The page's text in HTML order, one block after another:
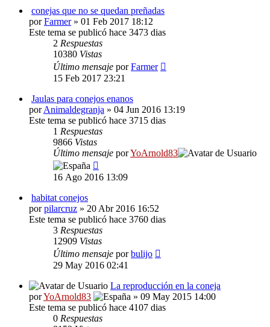
conejas que no se quedan preñadas
porFarmer» 01 Feb 2017 18:12
Este tema se publicó hace 3473 dias
2 Respuestas
10380 Vistas
Último mensaje porFarmer
15 Feb 2017 23:21
Jaulas para conejos enanos
porAnimaldegranja » 04 Jun 2016 13:19
Este tema se publicó hace 3715 dias
1 Respuestas
9866 Vistas
Último mensaje porYoArnold83
16 Ago 2016 13:09
habitat conejos
porpilarcruz » 20 Abr 2016 16:52
Este tema se publicó hace 3760 dias
3 Respuestas
12909 Vistas
Último mensaje porbulijo
29 May 2016 02:41
La reproducción en la coneja
porYoArnold83
» 09 May 2015 14:00
Este tema se publicó hace 4107 dias
0 Respuestas